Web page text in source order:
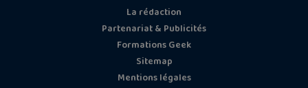
La rédaction
Partenariat & Publicités
Formations Geek
Sitemap
Mentions légales